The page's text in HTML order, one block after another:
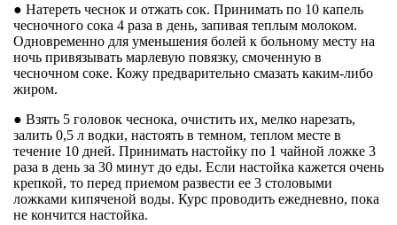
● Натереть чеснок и отжать сок. Принимать по 10 капель
чесночного сока 4 раза в день, запивая теплым молоком.
Одновременно для уменьшения болей к больному месту на
ночь привязывать марлевую повязку, смоченную в
чесночном соке. Кожу предварительно смазать каким-либо
жиром.
● Взять 5 головок чеснока, очистить их, мелко нарезать,
залить 0,5 л водки, настоять в темном, теплом месте в
течение 10 дней. Принимать настойку по 1 чайной ложке 3
раза в день за 30 минут до еды. Если настойка кажется очень
крепкой, то перед приемом развести ее 3 столовыми
ложками кипяченой воды. Курс проводить ежедневно, пока
не кончится настойка.